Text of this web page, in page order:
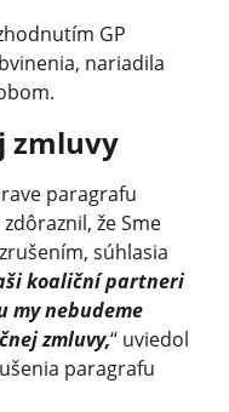
GP
nariadila
zmluvy
paragrafu
že Sme
súhlasia
koaliční partneri
my nebudeme
zmluvy,“ uviedol
paragrafu